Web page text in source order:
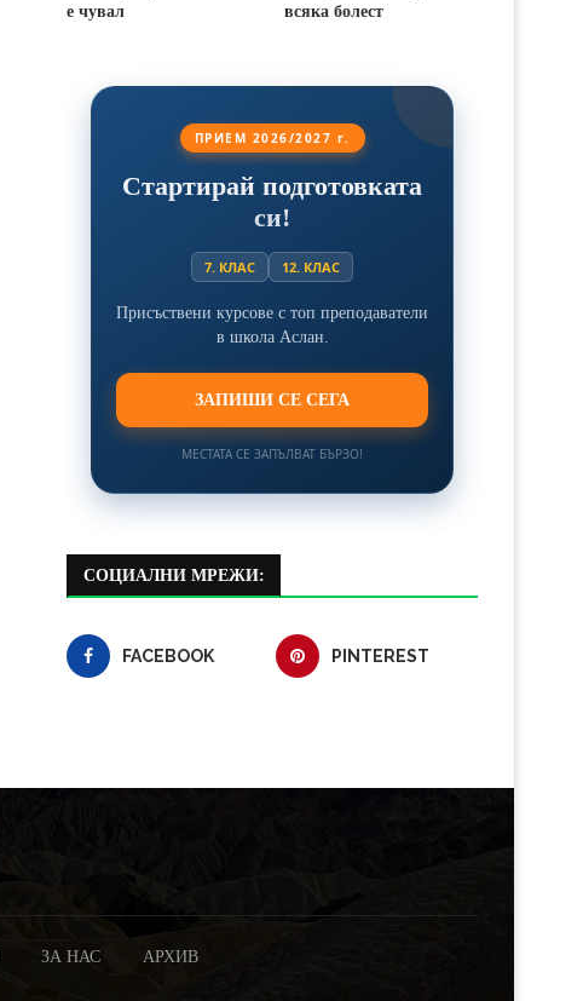
е чувал
всяка болест
ПРИЕМ 2026/2027 г.
Стартирай подготовката
си!
7. КЛАС 12. КЛАС
Присъствени курсове с топ преподаватели
в школа Аслан.
ЗАПИШИ СЕ СЕГА
МЕСТАТА СЕ ЗАПЪЛВАТ БЪРЗО!
СОЦИАЛНИ МРЕЖИ:
FACEBOOK PINTEREST
ЗА НАС АРХИВ